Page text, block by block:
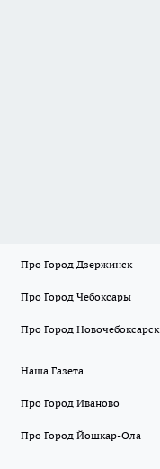
Про Город Дзержинск
Про Город Чебоксары
Про Город Новочебоксарск
Наша Газета
Про Город Иваново
Про Город Йошкар-Ола